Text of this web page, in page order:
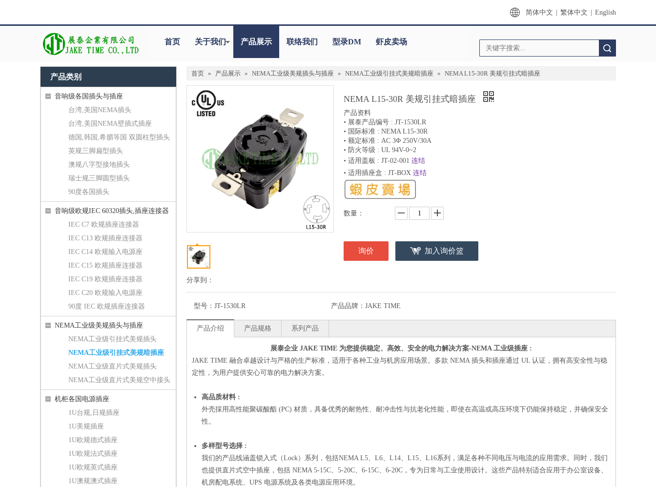
简体中文 繁体中文 English
首页 关于我们 产品展示 联络我们 型录DM 虾皮卖场
产品类别
音响级各国插头与插座
台湾,美国NEMA插头
台湾,美国NEMA壁插式插座
德国,韩国,希腊等国 双圆柱型插头
英规三脚扁型插头
澳规八字型接地插头
瑞士规三脚圆型插头
90度各国插头
音响级欧规IEC 60320插头,插座连接器
IEC C7 欧规插座连接器
IEC C13 欧规插座连接器
IEC C14 欧规输入电源座
IEC C15 欧规插座连接器
IEC C19 欧规插座连接器
IEC C20 欧规输入电源座
90度 IEC 欧规插座连接器
NEMA工业级美规插头与插座
NEMA工业级引挂式美规插头
NEMA工业级引挂式美规暗插座
NEMA工业级直片式美规插头
NEMA工业级直片式美规空中接头
机柜各国电源插座
1U台规,日规插座
1U美规插座
1U欧规德式插座
1U欧规法式插座
1U欧规英式插座
1U澳规澳式插座
首页 » 产品展示 » NEMA工业级美规插头与插座 » NEMA工业级引挂式美规暗插座 » NEMA L15-30R 美规引挂式暗插座
分享到：
NEMA L15-30R 美规引挂式暗插座
产品资料
• 展泰产品编号 : JT-1530LR
• 国际标准 : NEMA L15-30R
• 额定标准 : AC 3Φ 250V/30A
• 防火等级 : UL 94V-0~2
• 适用盖板 : JT-02-001 连结
• 适用插座盒 : JT-BOX 连结
数量：
询价 加入询价篮
型号： JT-1530LR 产品品牌： JAKE TIME
产品介绍 产品规格 系列产品
展泰企业 JAKE TIME 为您提供稳定、高效、安全的电力解决方案-NEMA 工业级插座 :
JAKE TIME 融合卓越设计与严格的生产标准，适用于各种工业与机房应用场景。多款 NEMA 插头和插座通过 UL 认证，拥有高安全性与稳
定性，为用户提供安心可靠的电力解决方案。
高品质材料 :
外壳採用高性能聚碳酸酯 (PC) 材质，具备优秀的耐热性、耐冲击性与抗老化性能，即使在高温或高压环境下仍能保持稳定，并确保安全
性。
多样型号选择 :
我们的产品线涵盖锁入式（Lock）系列，包括NEMA L5、L6、L14、L15、L16系列，满足各种不同电压与电流的应用需求。同时，我们
也提供直片式空中插座，包括 NEMA 5-15C、5-20C、6-15C、6-20C，专为日常与工业使用设计。这些产品特别适合应用于办公室设备、
机房配电系统、UPS 电源系统及各类电源应用环境。